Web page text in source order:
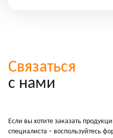
Связаться
с нами
Если вы хотите заказать
специалиста – воспользуйтесь